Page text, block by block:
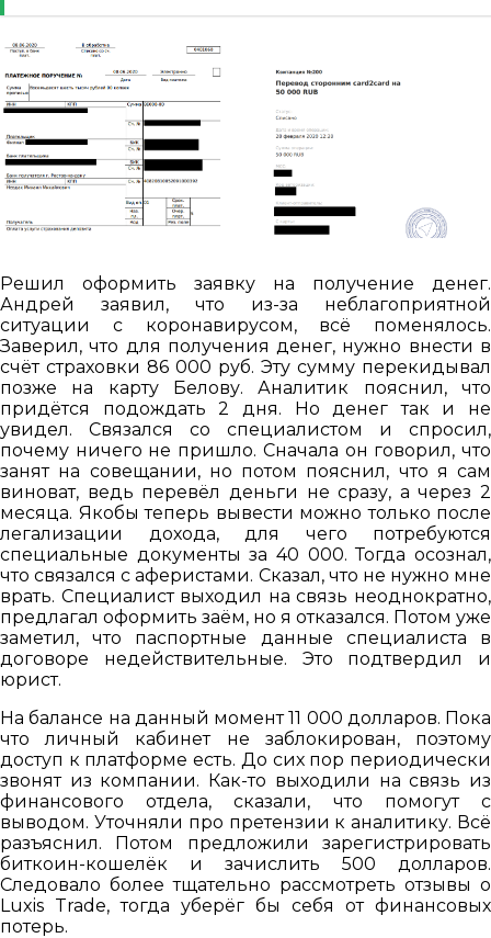
Решил оформить заявку на получение денег.
Андрей заявил, что из-за неблагоприятной
ситуации с коронавирусом, всё поменялось.
Заверил, что для получения денег, нужно внести в
счёт страховки 86 000 руб. Эту сумму перекидывал
позже на карту Белову. Аналитик пояснил, что
придётся подождать 2 дня. Но денег так и не
увидел. Связался со специалистом и спросил,
почему ничего не пришло. Сначала он говорил, что
занят на совещании, но потом пояснил, что я сам
виноват, ведь перевёл деньги не сразу, а через 2
месяца. Якобы теперь вывести можно только после
легализации дохода, для чего потребуются
специальные документы за 40 000. Тогда осознал,
что связался с аферистами. Сказал, что не нужно мне
врать. Специалист выходил на связь неоднократно,
предлагал оформить заём, но я отказался. Потом уже
заметил, что паспортные данные специалиста в
договоре недействительные. Это подтвердил и
юрист.
На балансе на данный момент 11 000 долларов. Пока
что личный кабинет не заблокирован, поэтому
доступ к платформе есть. До сих пор периодически
звонят из компании. Как-то выходили на связь из
финансового отдела, сказали, что помогут с
выводом. Уточняли про претензии к аналитику. Всё
разъяснил. Потом предложили зарегистрировать
биткоин-кошелёк и зачислить 500 долларов.
Следовало более тщательно рассмотреть отзывы о
Luxis Trade, тогда уберёг бы себя от финансовых
потерь.